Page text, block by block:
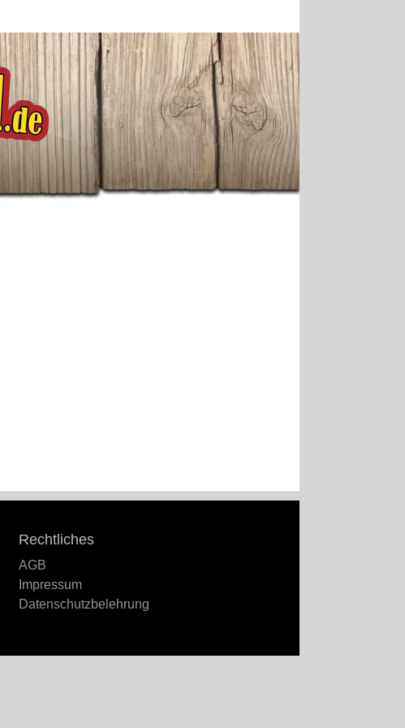
Rechtliches
AGB
Impressum
Datenschutzbelehrung